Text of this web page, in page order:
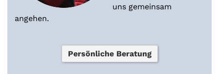
uns gemeinsam
angehen.
Persönliche Beratung